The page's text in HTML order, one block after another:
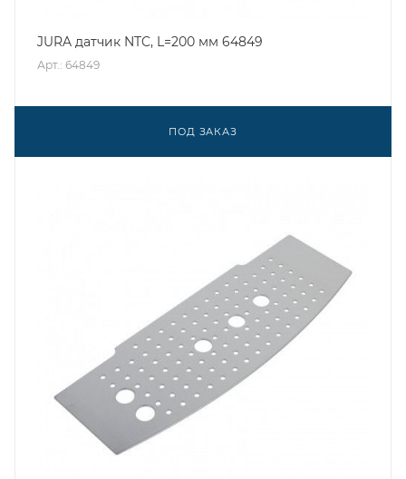
JURA датчик NTC, L=200 мм 64849
Арт.: 64849
ПОД ЗАКАЗ